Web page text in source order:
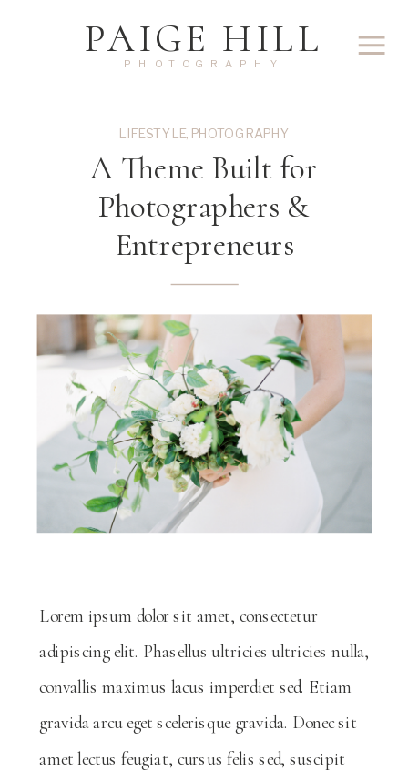
PHOTOGRAPHY
PAIGE HILL
A Theme Built for
Photographers &
Entrepreneurs
LIFESTYLE, PHOTOGRAPHY
Lorem ipsum dolor sit amet, consectetur
adipiscing elit. Phasellus ultricies ultricies nulla,
convallis maximus lacus imperdiet sed. Etiam
gravida arcu eget scelerisque gravida. Donec sit
amet lectus feugiat, cursus felis sed, suscipit